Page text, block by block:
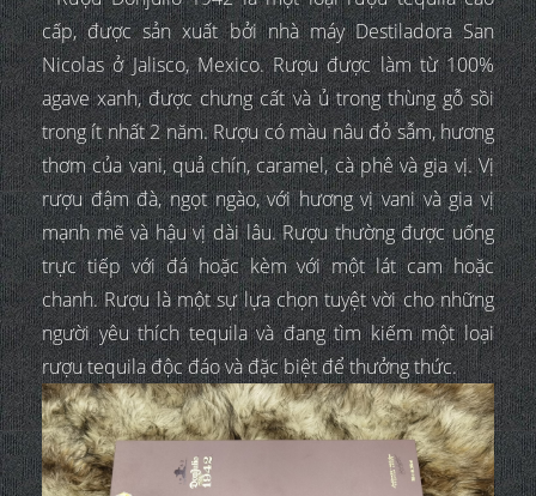
cấp, được sản xuất bởi nhà máy Destiladora San
Nicolas ở Jalisco, Mexico. Rượu được làm từ 100%
agave xanh, được chưng cất và ủ trong thùng gỗ sồi
trong ít nhất 2 năm. Rượu có màu nâu đỏ sẫm, hương
thơm của vani, quả chín, caramel, cà phê và gia vị. Vị
rượu đậm đà, ngọt ngào, với hương vị vani và gia vị
mạnh mẽ và hậu vị dài lâu. Rượu thường được uống
trực tiếp với đá hoặc kèm với một lát cam hoặc
chanh. Rượu là một sự lựa chọn tuyệt vời cho những
người yêu thích tequila và đang tìm kiếm một loại
rượu tequila độc đáo và đặc biệt để thưởng thức.